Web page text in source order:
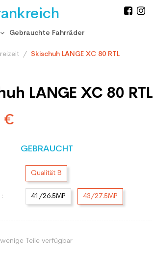
Gebrauchte Fahrräder
Skischuh LANGE XC 80 RTL
LANGE XC 80 RTL
€
GEBRAUCHT
Qualität B
41/26.5MP 43/27.5MP
Teile verfügbar